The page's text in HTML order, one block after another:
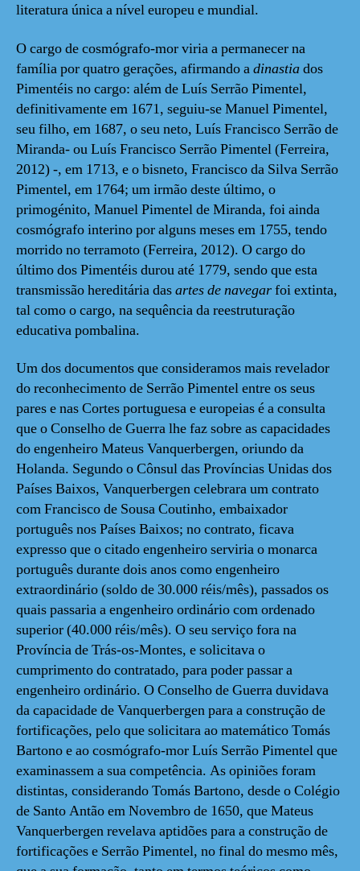
literatura única a nível europeu e mundial.
O cargo de cosmógrafo-mor viria a permanecer na
família por quatro gerações, afirmando adinastiados
Pimentéis no cargo: além de Luís Serrão Pimentel,
definitivamente em 1671, seguiu-se Manuel Pimentel,
seu filho, em 1687, o seu neto, Luís Francisco Serrão de
Miranda- ou Luís Francisco Serrão Pimentel (Ferreira,
2012) -, em 1713, e o bisneto, Francisco da Silva Serrão
Pimentel, em 1764; um irmão deste último, o
primogénito, Manuel Pimentel de Miranda, foi ainda
cosmógrafo interino por alguns meses em 1755, tendo
morrido no terramoto (Ferreira, 2012). O cargo do
último dos Pimentéis durou até 1779, sendo que esta
transmissão hereditária dasartes de navegarfoi extinta,
tal como o cargo, na sequência da reestruturação
educativa pombalina.
Um dos documentos que consideramos mais revelador
do reconhecimento de Serrão Pimentel entre os seus
pares e nas Cortes portuguesa e europeias é a consulta
que o Conselho de Guerra lhe faz sobre as capacidades
do engenheiro Mateus Vanquerbergen, oriundo da
Holanda. Segundo o Cônsul das Províncias Unidas dos
Países Baixos, Vanquerbergen celebrara um contrato
com Francisco de Sousa Coutinho, embaixador
português nos Países Baixos; no contrato, ficava
expresso que o citado engenheiro serviria o monarca
português durante dois anos como engenheiro
extraordinário (soldo de 30.000 réis/mês), passados os
quais passaria a engenheiro ordinário com ordenado
superior (40.000 réis/mês). O seu serviço fora na
Província de Trás-os-Montes, e solicitava o
cumprimento do contratado, para poder passar a
engenheiro ordinário. O Conselho de Guerra duvidava
da capacidade de Vanquerbergen para a construção de
fortificações, pelo que solicitara ao matemático Tomás
Bartono e ao cosmógrafo-mor Luís Serrão Pimentel que
examinassem a sua competência. As opiniões foram
distintas, considerando Tomás Bartono, desde o Colégio
de Santo Antão em Novembro de 1650, que Mateus
Vanquerbergen revelava aptidões para a construção de
fortificações e Serrão Pimentel, no final do mesmo mês,